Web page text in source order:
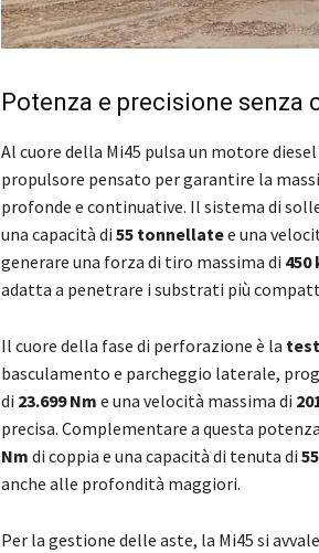
Potenza e precisione senza
Al cuore della Mi45 pulsa un motore diesel
propulsore pensato per garantire la
profonde e continuative. Il sistema di
una capacità di 55 tonnellatee una
generare una forza di tiro massima di 450
adatta a penetrare i substrati più
Il cuore della fase di perforazione è la
basculamento e parcheggio laterale,
di 23.699 Nm e una velocità massima di
precisa. Complementare a questa
Nm di coppia e una capacità di tenuta di
anche alle profondità maggiori.
Per la gestione delle aste, la Mi45 si